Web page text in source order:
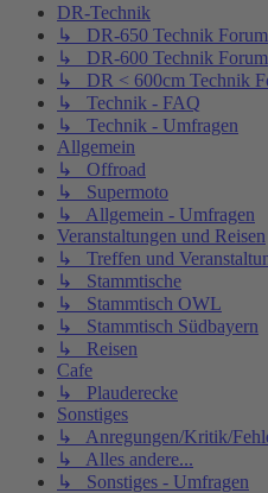
DR-Technik
↳ DR-650 Technik Forum
↳ DR-600 Technik Forum
↳ DR < 600cm Technik
↳ Technik - FAQ
↳ Technik - Umfragen
Allgemein
↳ Offroad
↳ Supermoto
↳ Allgemein - Umfragen
Veranstaltungen und Reisen
↳ Treffen und
↳ Stammtische
↳ Stammtisch OWL
↳ Stammtisch Südbayern
↳ Reisen
Cafe
↳ Plauderecke
Sonstiges
↳ Anregungen/Kritik/
↳ Alles andere...
↳ Sonstiges - Umfragen